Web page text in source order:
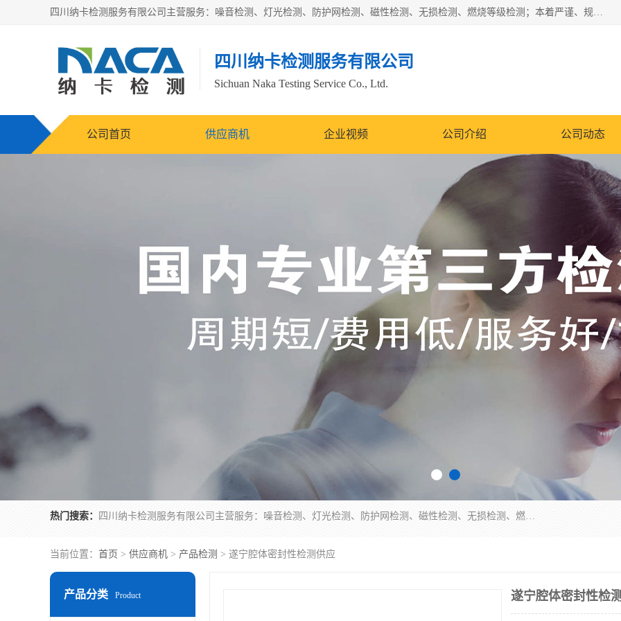
四川纳卡检测服务有限公司主营服务：噪音检测、灯光检测、防护网检测、磁性检测、无损检测、燃烧等级检测；本着严谨、规范的态度严格执行国家现行标准、规范及规程，奉行“科学公正、准确、持续改进、诚信服务”的企业价值和“科学、信誉、服务”的企业宗旨，竭诚为广大客户服务。
四川纳卡检测服务有限公司
Sichuan Naka Testing Service Co., Ltd.
公司首页 供应商机 企业视频 公司介绍 公司动态
热门搜索： 四川纳卡检测服务有限公司主营服务：噪音检测、灯光检测、防护网检测、磁性检测、无损检测、燃烧等级检测；本着严谨、规范的态度严格执行国家现行标准、规范及规程，奉行“科学公正、准确、持续改进、诚信服务”的企业价值和“科学、信誉、服务”的企业宗旨，竭诚为广大客户服务。
当前位置： 首页 > 供应商机 > 产品检测 > 遂宁腔体密封性检测供应
产品分类 Product 遂宁腔体密封性检